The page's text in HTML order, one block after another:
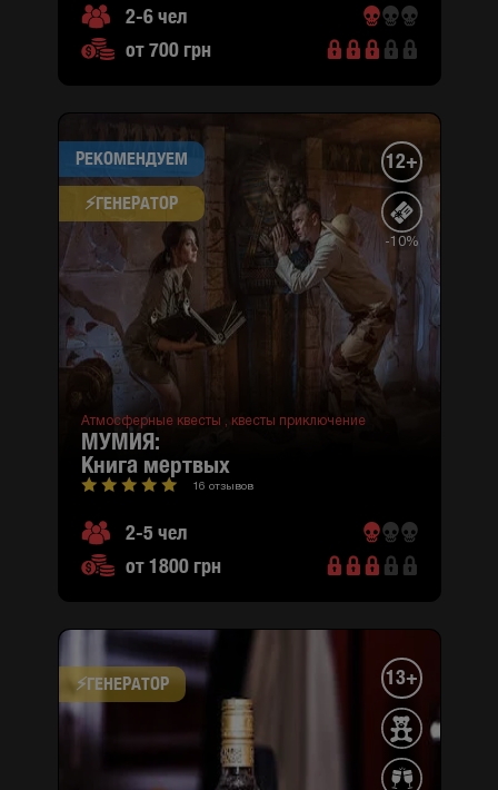
2-6 чел
от 700 грн
РЕКОМЕНДУЕМ
⚡​ГЕНЕРАТОР
12+
-10%
Атмосферные квесты , квесты приключение
МУМИЯ:
книга мертвых
16 отзывов
2-5 чел
от 1800 грн
⚡​ГЕНЕРАТОР 13+